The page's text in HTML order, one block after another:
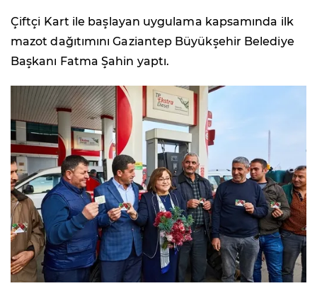
Çiftçi Kart ile başlayan uygulama kapsamında ilk
mazot dağıtımını Gaziantep Büyükşehir Belediye
Başkanı Fatma Şahin yaptı.